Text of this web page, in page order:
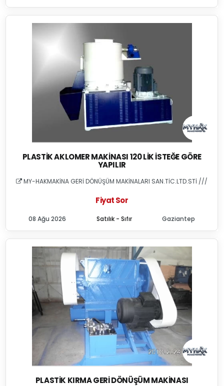
PLASTIK AKLOMER MAKINASI 120 LIK İSTEĞE GÖRE
YAPILIR
MY-HAKMAKİNA GERİ DÖNÜŞÜM MAKİNALARI SAN.TİC.LTD.STİ ///
Fiyat Sor
Satılık - Sıfır
08 Ağu 2026 Gaziantep
PLASTIK KIRMA GERI DÖNÜŞÜM MAKINASI